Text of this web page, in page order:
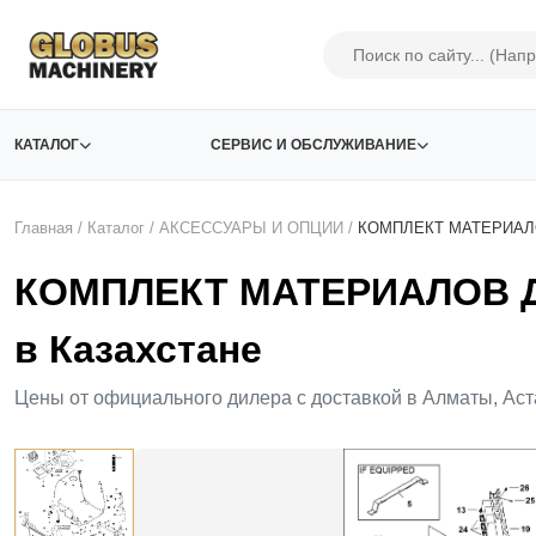
КАТАЛОГ СЕРВИС И ОБСЛУЖИВАНИЕ
Главная / Каталог / АКСЕСCУАРЫ И ОПЦИИ / КОМПЛЕКТ
КОМПЛЕКТ МАТЕРИАЛОВ
в Казахстане
Цены от официального дилера с доставкой в Алматы,